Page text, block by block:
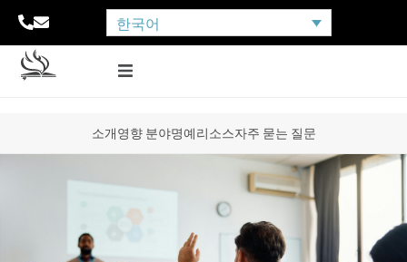
한국어
소개영향 분야명예리소스자주 묻는 질문